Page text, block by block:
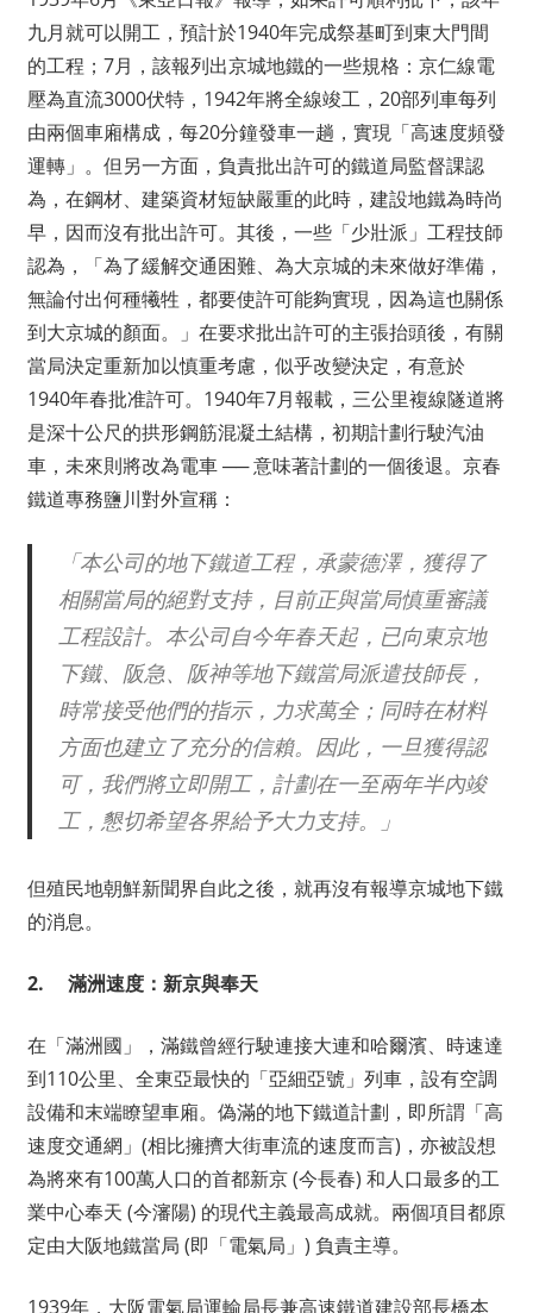
九月就可以開工，預計於1940年完成祭基町到東大門間
的工程；7月，該報列出京城地鐵的一些規格：京仁線電
壓為直流3000伏特，1942年將全線竣工，20部列車每列
由兩個車廂構成，每20分鐘發車一趟，實現「高速度頻發
運轉」。但另一方面，負責批出許可的鐵道局監督課認
為，在鋼材、建築資材短缺嚴重的此時，建設地鐵為時尚
早，因而沒有批出許可。其後，一些「少壯派」工程技師
認為，「為了緩解交通困難、為大京城的未來做好準備，
無論付出何種犧牲，都要使許可能夠實現，因為這也關係
到大京城的顏面。」在要求批出許可的主張抬頭後，有關
當局決定重新加以慎重考慮，似乎改變決定，有意於
1940年春批准許可。1940年7月報載，三公里複線隧道將
是深十公尺的拱形鋼筋混凝土結構，初期計劃行駛汽油
車，未來則將改為電車 ── 意味著計劃的一個後退。京春
鐵道專務鹽川對外宣稱：
「本公司的地下鐵道工程，承蒙德澤，獲得了
相關當局的絕對支持，目前正與當局慎重審議
工程設計。本公司自今年春天起，已向東京地
下鐵、阪急、阪神等地下鐵當局派遣技師長，
時常接受他們的指示，力求萬全；同時在材料
方面也建立了充分的信賴。因此，一旦獲得認
可，我們將立即開工，計劃在一至兩年半內竣
工，懇切希望各界給予大力支持。」
但殖民地朝鮮新聞界自此之後，就再沒有報導京城地下鐵
的消息。
2. 滿洲速度：新京與奉天
在「滿洲國」，滿鐵曾經行駛連接大連和哈爾濱、時速達
到110公里、全東亞最快的「亞細亞號」列車，設有空調
設備和末端瞭望車廂。偽滿的地下鐵道計劃，即所謂「高
速度交通網」(相比擁擠大街車流的速度而言)，亦被設想
為將來有100萬人口的首都新京 (今長春) 和人口最多的工
業中心奉天 (今瀋陽) 的現代主義最高成就。兩個項目都原
定由大阪地鐵當局 (即「電氣局」) 負責主導。
1939年，大阪電氣局運輸局長兼高速鐵道建設部長橋本